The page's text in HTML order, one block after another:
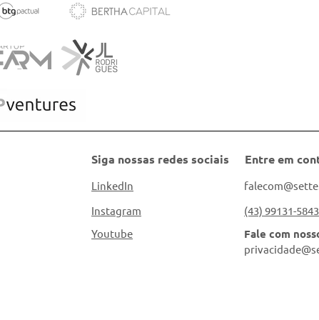
Siga nossas redes sociais
LinkedIn
Instagram
Youtube
Entre em
(43) 99131-5843
Fale com